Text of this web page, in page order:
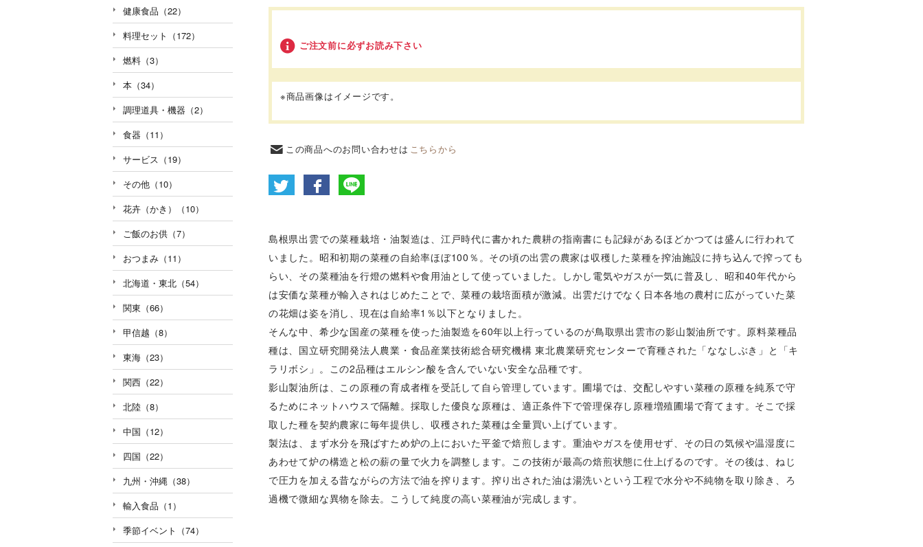
ご注文前に必ずお読み下さい
※商品画像はイメージです。
この商品へのお問い合わせは こちらから
島根県出雲での菜種栽培・油製造は、江戸時代に書かれた農耕の指南書にも記録があるほどかつては盛んに行われて
いました。昭和初期の菜種の自給率ほぼ100％。その頃の出雲の農家は収穫した菜種を搾油施設に持ち込んで搾っても
らい、その菜種油を行燈の燃料や食用油として使っていました。しかし電気やガスが一気に普及し、昭和40年代から
は安価な菜種が輸入されはじめたことで、菜種の栽培面積が激減。出雲だけでなく日本各地の農村に広がっていた菜
の花畑は姿を消し、現在は自給率1％以下となりました。
そんな中、希少な国産の菜種を使った油製造を60年以上行っているのが鳥取県出雲市の影山製油所です。原料菜種品
種は、国立研究開発法人農業・食品産業技術総合研究機構 東北農業研究センターで育種された「ななしぶき」と「キ
ラリボシ」。この2品種はエルシン酸を含んでいない安全な品種です。
影山製油所は、この原種の育成者権を受託して自ら管理しています。圃場では、交配しやすい菜種の原種を純系で守
るためにネットハウスで隔離。採取した優良な原種は、適正条件下で管理保存し原種増殖圃場で育てます。そこで採
取した種を契約農家に毎年提供し、収穫された菜種は全量買い上げています。
製法は、まず水分を飛ばすため炉の上においた平釜で焙煎します。重油やガスを使用せず、その日の気候や温湿度に
あわせて炉の構造と松の薪の量で火力を調整します。この技術が最高の焙煎状態に仕上げるのです。その後は、ねじ
で圧力を加える昔ながらの方法で油を搾ります。搾り出された油は湯洗いという工程で水分や不純物を取り除き、ろ
過機で微細な異物を除去。こうして純度の高い菜種油が完成します。
健康食品（22）
料理セット（172）
燃料（3）
本（34）
調理道具・機器（2）
食器（11）
サービス（19）
その他（10）
花卉（かき）（10）
ご飯のお供（7）
おつまみ（11）
北海道・東北（54）
関東（66）
甲信越（8）
東海（23）
関西（22）
北陸（8）
中国（12）
四国（22）
九州・沖縄（38）
輸入食品（1）
季節イベント（74）